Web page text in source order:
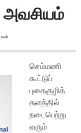
அவசியம்
செம்மணி
கூட்டுப்
புதைகுழித்
தளத்தில்
நடைபெற்று
வரும்